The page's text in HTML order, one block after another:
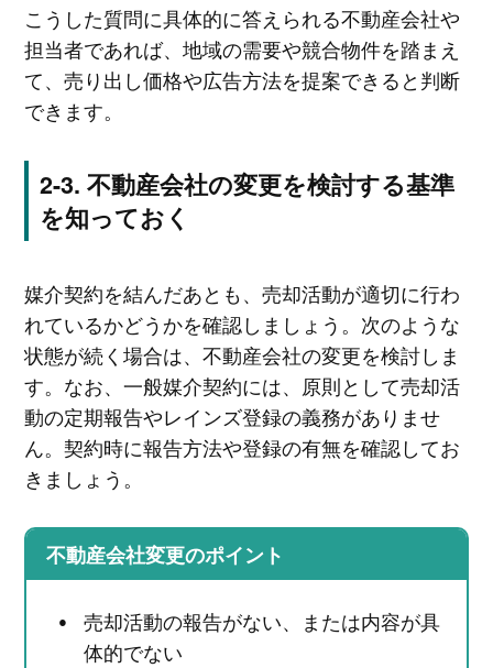
こうした質問に具体的に答えられる不動産会社や
担当者であれば、地域の需要や競合物件を踏まえ
て、売り出し価格や広告方法を提案できると判断
できます。
不動産会社の変更を検討する基準
を知っておく
媒介契約を結んだあとも、売却活動が適切に行わ
れているかどうかを確認しましょう。次のような
状態が続く場合は、不動産会社の変更を検討しま
す。なお、一般媒介契約には、原則として売却活
動の定期報告やレインズ登録の義務がありませ
ん。契約時に報告方法や登録の有無を確認してお
きましょう。
不動産会社変更のポイント
売却活動の報告がない、または内容が具
体的でない